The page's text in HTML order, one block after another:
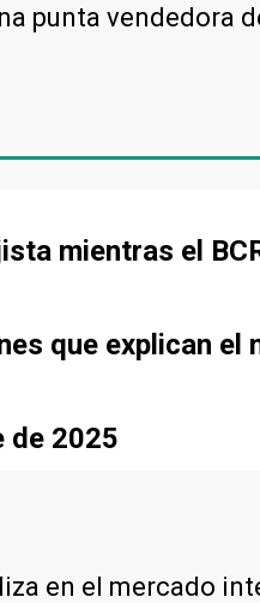
punta vendedora
mientras el
que explican
de 2025
en el mercado